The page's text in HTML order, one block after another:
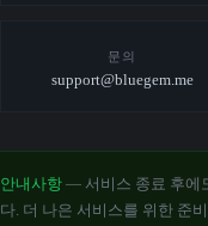
문의
support@bluegem.me
안내사항 — 서비스 종료 후에
다. 더 나은 서비스를 위한 준